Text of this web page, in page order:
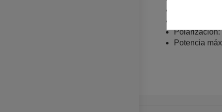
Polarización:
Potencia